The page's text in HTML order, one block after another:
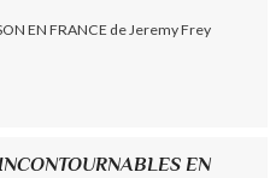
EN FRANCE de Jeremy Frey
EN